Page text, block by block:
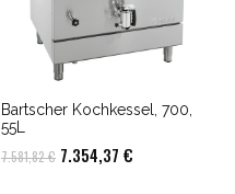
Bartscher Kochkessel, 700,
55L
7.581,82€ Ursprünglicher
7.354,37 €